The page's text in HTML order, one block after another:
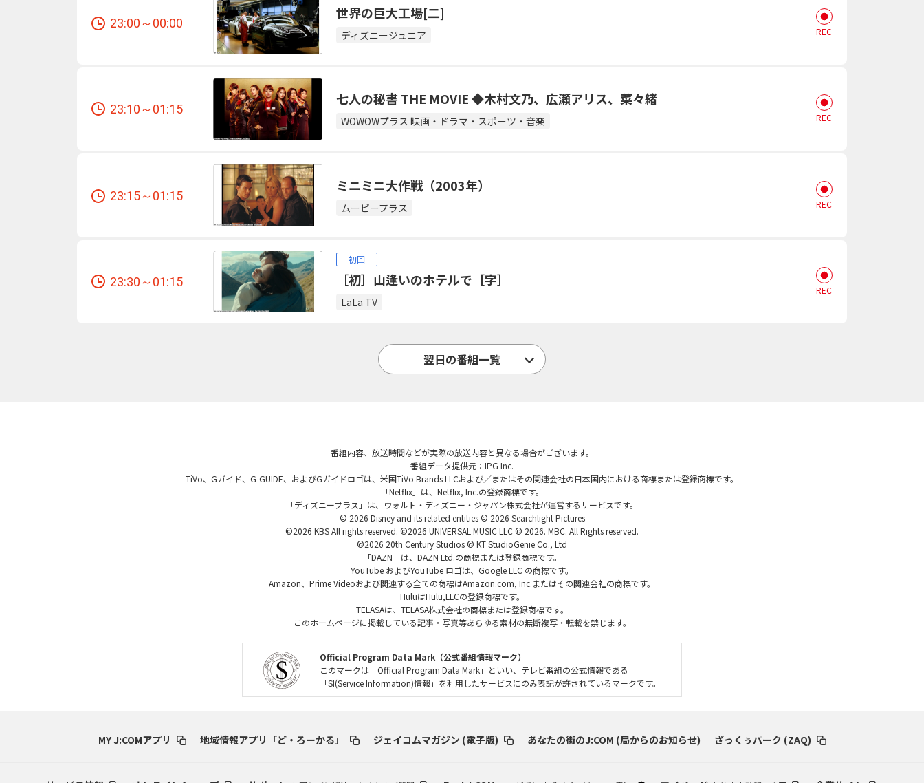
アニメ・キッズ
音楽 エンタメ・バラエティ
J:COMチャンネル
23:00～00:00
世界の巨大工場[二]
ディズニージュニア REC
23:10～01:15
七人の秘書 THE MOVIE ◆木村文乃、広瀬アリス、菜々緒
WOWOWプラス 映画・ドラマ・スポーツ・音楽 REC
23:15～01:15
ミニミニ大作戦（2003年）
ムービープラス REC
23:30～01:15
初回
［初］山逢いのホテルで［字］
LaLa TV
REC
翌日の番組一覧
番組内容、放送時間などが実際の放送内容と異なる場合がございます。
番組データ提供元：IPG Inc.
TiVo、Gガイド、G-GUIDE、およびGガイドロゴは、米国TiVo Brands LLCおよび／またはその関連会社の日本国内における商標または登録商標です。
「Netflix」は、Netflix, Inc.の登録商標です。
「ディズニープラス」は、ウォルト・ディズニー・ジャパン株式会社が運営するサービスです。
© 2026 Disney and its related entities © 2026 Searchlight Pictures
©2026 KBS All rights reserved. ©2026 UNIVERSAL MUSIC LLC © 2026. MBC. All Rights reserved.
©2026 20th Century Studios © KT StudioGenie Co., Ltd
「DAZN」は、DAZN Ltd.の商標または登録商標です。
YouTube およびYouTube ロゴは、Google LLC の商標です。
Amazon、Prime Videoおよび関連する全ての商標はAmazon.com, Inc.またはその関連会社の商標です。
HuluはHulu,LLCの登録商標です。
TELASAは、TELASA株式会社の商標または登録商標です。
このホームページに掲載している記事・写真等あらゆる素材の無断複写・転載を禁じます。
Official Program Data Mark（公式番組情報マーク）
このマークは「Official Program Data Mark」といい、テレビ番組の公式情報である
「SI(Service Information)情報」を利用したサービスにのみ表記が許されているマークです。
MY J:COMアプリ 地域情報アプリ「ど・ろーかる」 ジェイコムマガジン (電子版) あなたの街のJ:COM (局からのお知らせ) ざっくぅパーク (ZAQ)